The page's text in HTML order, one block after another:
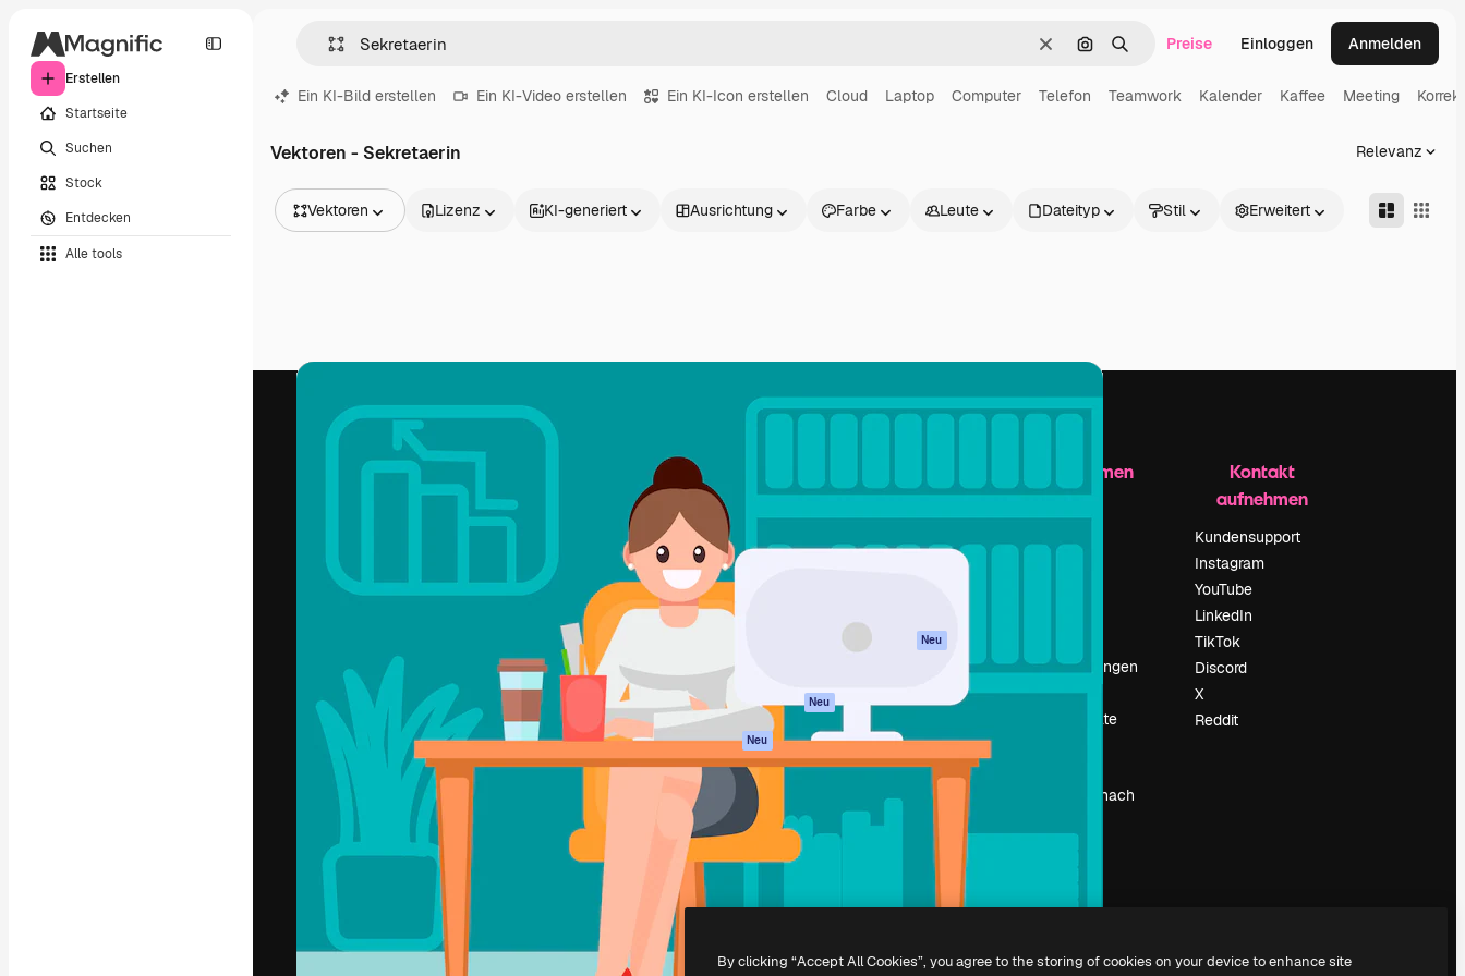
Erstellen
Startseite
Suchen
Stock
Entdecken
Alle tools
LöschenNach Bild suchen
SuchenPreise Einloggen Anmelden
Ein KI-Bild erstellen Ein KI-Video erstellen Ein KI-Icon erstellen Cloud Laptop Computer Telefon Teamwork Kalender Kaffee Meeting Korrekt
Vektoren - Sekretaerin Relevanz
Vektoren
Videos
Motion Graphics
Videovorlagen
Lizenz KI-generiert Ausrichtung Farbe Leute Dateityp Stil Erweitert
Die kreative Plattform, um deine beste
Arbeit zu verwirklichen. Mehr als 1 Million
Abonnenten unter Kreativen, Unternehmen,
Agenturen und Studios.
Produkte
Spaces
KI-Assistent
KI-Bildgenerator
KI-Videogenerator
KI-
Stock-Inhalte
MCP für
Claude/ChatGPT
Neu
Agenten Neu
API
Mobile App
Alle Magnific-Tools
Originale
Neu
Cookie-Richtlinie
Vertrauenszentrum
Unternehmen
Unternehmen
Veranstaltungen
Slidesgo
Deine Inhalte
Suchst du nach
Kontakt
aufnehmen
Kundensupport
Instagram
YouTube
LinkedIn
TikTok
Discord
X
Reddit
Copyright © 2010- Freepik Company S.L.U. Alle Rechte vorbehalten
By clicking “Accept All Cookies”, you agree to the storing of cookies on your device to enhance site